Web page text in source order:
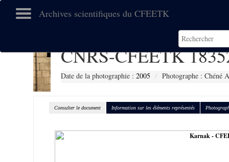
Archives scientifiques du CFEETK
CNRS-CFEETK
Date de la photographie : 2005 Photographe : Chéné
Consulter le document Information sur les éléments représentés